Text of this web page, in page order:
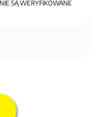
SĄ WERYFIKOWANE